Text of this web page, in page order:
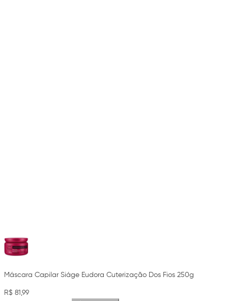
Máscara Capilar Siáge Eudora Cuterização Dos Fios 250g
R$ 81,99